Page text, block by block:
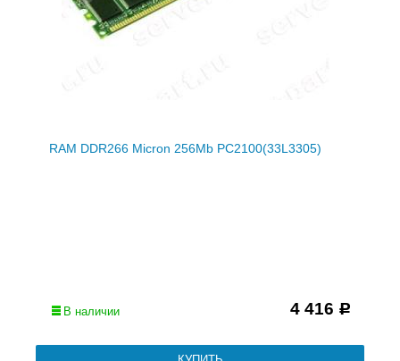
RAM DDR266 Micron 256Mb PC2100(33L3305)
В наличии 4 416 Р